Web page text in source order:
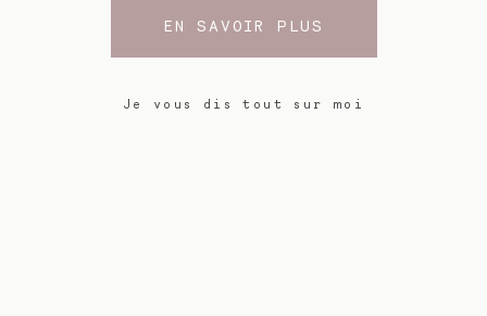
EN SAVOIR PLUS
Je vous dis tout sur moi